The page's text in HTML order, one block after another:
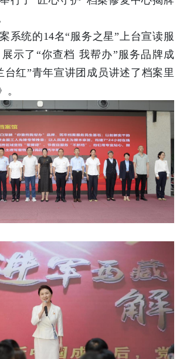
系统的14名“服务之星”上台宣读服
示了“你查档 我帮办”服务品牌成
台红”青年宣讲团成员讲述了档案里
。